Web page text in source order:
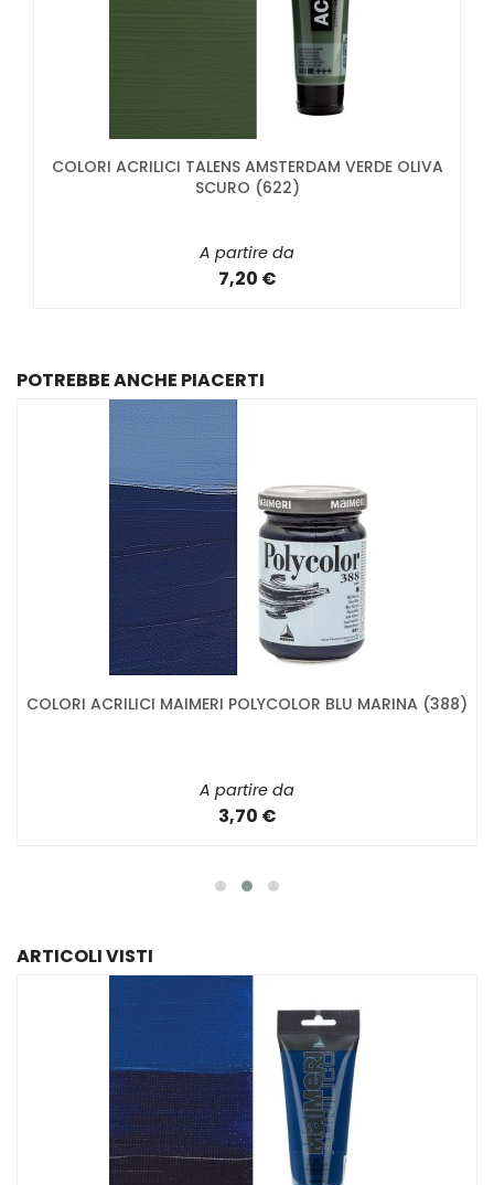
COLORI ACRILICI TALENS AMSTERDAM VERDE OLIVA
SCURO (622)
A partire da
7,20 €
POTREBBE ANCHE PIACERTI
COLORI ACRILICI MAIMERI POLYCOLOR BLU MARINA (388)
A partire da
3,70 €
ARTICOLI VISTI